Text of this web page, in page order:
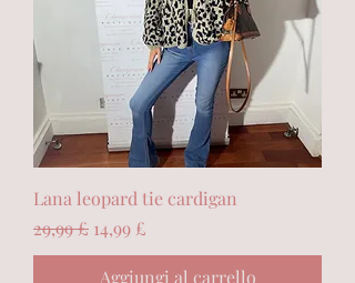
Lana leopard tie cardigan
Prezzo regolare
29,99 £ Prezzo scontato
14,99 £
Aggiungi al carrello